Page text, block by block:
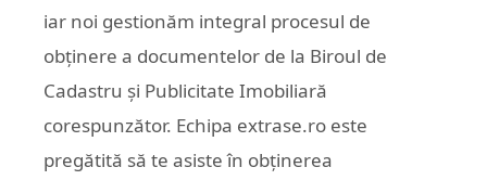
iar noi gestionăm integral procesul de
obținere a documentelor de la Biroul de
Cadastru și Publicitate Imobiliară
corespunzător. Echipa extrase.ro este
pregătită să te asiste în obținerea